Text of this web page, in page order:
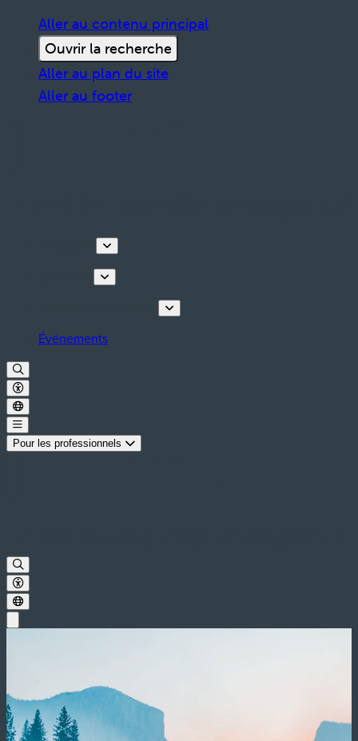
Aller au contenu principal
Ouvrir la recherche
Aller au plan du site
Aller au footer
Événements
Pour les professionnels